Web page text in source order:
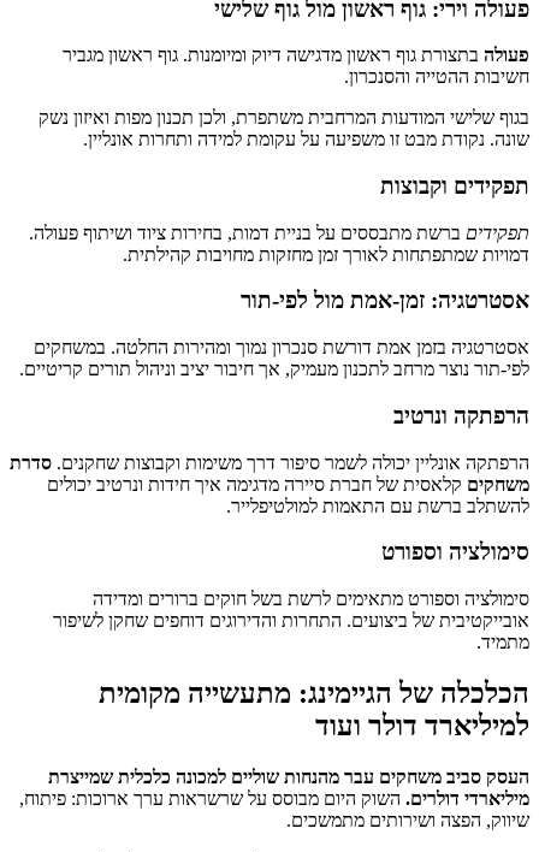
פעולה וירי: גוף ראשון מול גוף שלישי
פעולה בתצורת גוף ראשון מדגישה דיוק ומיומנות. גוף ראשון מגביר
חשיבות ההטייה והסנכרון.
בגוף שלישי המודעות המרחבית משתפרת, ולכן תכנון מפות ואיזון נשק
שונה. נקודת מבט זו משפיעה על עקומת למידה ותחרות אונליין.
תפקידים וקבוצות
תפקידים ברשת מתבססים על בניית דמות, בחירות ציוד ושיתוף פעולה.
דמויות שמתפתחות לאורך זמן מחזקות מחויבות קהילתית.
אסטרטגיה: זמן‑אמת מול לפי‑תור
אסטרטגיה בזמן אמת דורשת סנכרון נמוך ומהירות החלטה. במשחקים
לפי‑תור נוצר מרחב לתכנון מעמיק, אך חיבור יציב וניהול תורים קריטיים.
הרפתקה ונרטיב
הרפתקה אונליין יכולה לשמר סיפור דרך משימות וקבוצות שחקנים. סדרת
משחקים קלאסית של חברת סיירה מדגימה איך חידות ונרטיב יכולים
להשתלב ברשת עם התאמות למולטיפלייר.
סימולציה וספורט
סימולציה וספורט מתאימים לרשת בשל חוקים ברורים ומדידה
אובייקטיבית של ביצועים. התחרות והדירוגים דוחפים שחקן לשיפור
מתמיד.
הכלכלה של הגיימינג: מתעשייה מקומית
למיליארד דולר ועוד
העסק סביב משחקים עבר מהנחות שוליים למכונה כלכלית שמייצרת
מיליארדי דולרים. השוק היום מבוסס על שרשראות ערך ארוכות: פיתוח,
שיווק, הפצה ושירותים מתמשכים.